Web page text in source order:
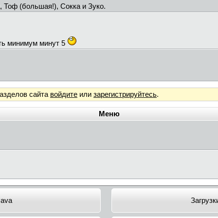
Тоф (большая!), Сокка и Зуко.
минимум минут 5
сайта войдите или зарегистрируйтесь.
Меню